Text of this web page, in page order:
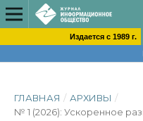
Издается с 1989 г.
ГЛАВНАЯ / АРХИВЫ /
№ 1 (2026): Ускоренное